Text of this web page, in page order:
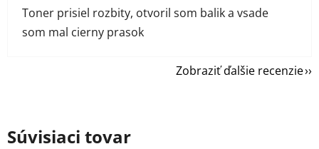
Toner prisiel rozbity, otvoril som balik a vsade
som mal cierny prasok
Zobraziť ďalšie recenzie
Súvisiaci tovar